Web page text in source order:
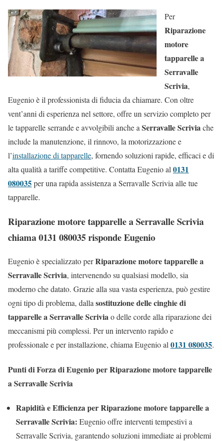
Per
Riparazione
motore
tapparelle a
Serravalle
Scrivia,
Eugenio è il professionista di fiducia da chiamare. Con oltre
vent’anni di esperienza nel settore, offre un servizio completo per
le tapparelle serrande e avvolgibili anche a Serravalle Scriviache
include la manutenzione, il rinnovo, la motorizzazione e
l’installazione di tapparelle, fornendo soluzioni rapide, efficaci e di
alta qualità a tariffe competitive. Contatta Eugenio al 0131
080035per una rapida assistenza a Serravalle Scrivia alle tue
tapparelle.
Riparazione motore tapparelle a Serravalle Scrivia
chiama 0131 080035 risponde Eugenio
Eugenio è specializzato perRiparazione motore tapparelle a
Serravalle Scrivia, intervenendo su qualsiasi modello, sia
moderno che datato. Grazie alla sua vasta esperienza, può gestire
ogni tipo di problema, dallasostituzione delle cinghie di
tapparelle a Serravalle Scriviao delle corde alla riparazione dei
meccanismi più complessi. Per un intervento rapido e
professionale e per installazione, chiama Eugenio al0131 080035.
Punti di Forza di Eugenio per Riparazione motore tapparelle
a Serravalle Scrivia
Rapidità e Efficienza per Riparazione motore tapparelle a
Serravalle Scrivia: Eugenio offre interventi tempestivi a
Serravalle Scrivia, garantendo soluzioni immediate ai problemi